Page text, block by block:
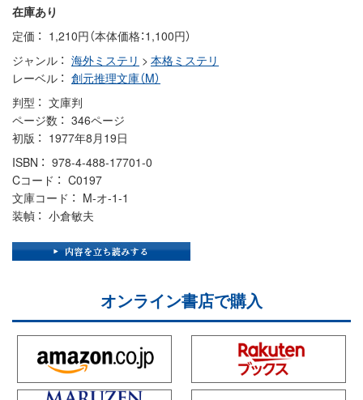
在庫あり
定価
1,210円（本体価格：1,100円）
ジャンル
海外ミステリ > 本格ミステリ
レーベル
創元推理文庫（M）
判型
文庫判
ページ数
346ページ
初版
1977年8月19日
ISBN
978-4-488-17701-0
Cコード
C0197
文庫コード
M-オ-1-1
装幀
小倉敏夫
オンライン書店で購入